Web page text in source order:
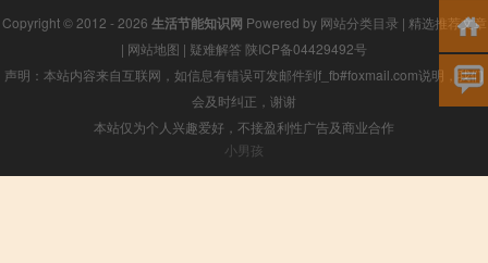
Copyright © 2012 - 2026 生活节能知识网 Powered by 网站分类目录 | 精选推荐文章
| 网站地图 | 疑难解答 陕ICP备04429492号
声明：本站内容来自互联网，如信息有错误可发邮件到f_fb#foxmail.com说明，我们
会及时纠正，谢谢
本站仅为个人兴趣爱好，不接盈利性广告及商业合作
小男孩